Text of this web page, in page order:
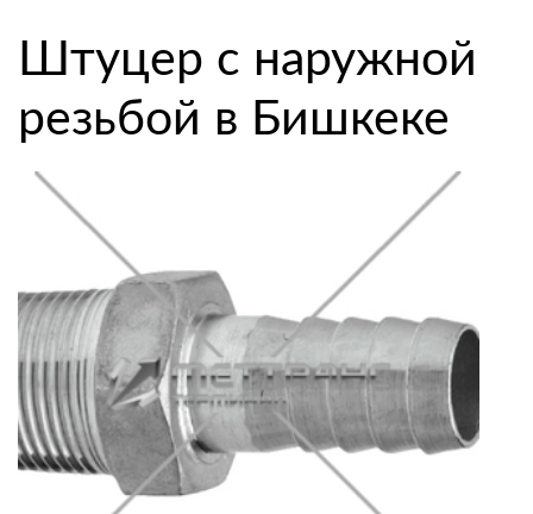
Штуцер с наружной
резьбой в Бишкеке